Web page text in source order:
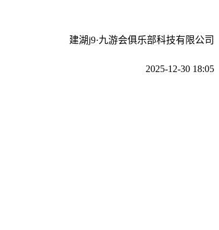
建湖j9·九游会俱乐部科技有限公司
2025-12-30 18:05